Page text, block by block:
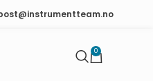
0